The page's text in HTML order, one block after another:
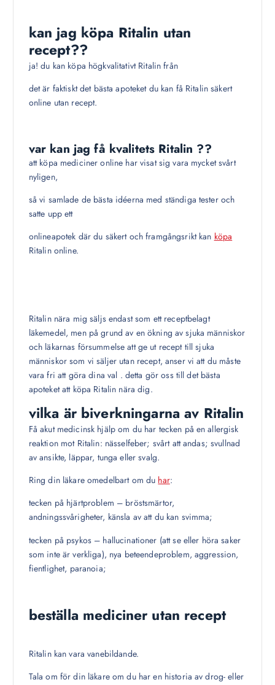
kan jag köpa Ritalin utan
recept??
ja! du kan köpa högkvalitativt Ritalin från
det är faktiskt det bästa apoteket du kan få Ritalin säkert
online utan recept.
var kan jag få kvalitets Ritalin ??
att köpa mediciner online har visat sig vara mycket svårt
nyligen,
så vi samlade de bästa idéerna med ständiga tester och
satte upp ett
onlineapotek där du säkert och framgångsrikt kan köpa
Ritalin online.
Ritalin nära mig säljs endast som ett receptbelagt
läkemedel, men på grund av en ökning av sjuka människor
och läkarnas försummelse att ge ut recept till sjuka
människor som vi säljer utan recept, anser vi att du måste
vara fri att göra dina val . detta gör oss till det bästa
apoteket att köpa Ritalin nära dig.
vilka är biverkningarna av Ritalin
Få akut medicinsk hjälp om du har tecken på en allergisk
reaktion mot Ritalin: nässelfeber; svårt att andas; svullnad
av ansikte, läppar, tunga eller svalg.
Ring din läkare omedelbart om du har:
tecken på hjärtproblem – bröstsmärtor,
andningssvårigheter, känsla av att du kan svimma;
tecken på psykos – hallucinationer (att se eller höra saker
som inte är verkliga), nya beteendeproblem, aggression,
fientlighet, paranoia;
beställa mediciner utan recept
Ritalin kan vara vanebildande.
Tala om för din läkare om du har en historia av drog- eller